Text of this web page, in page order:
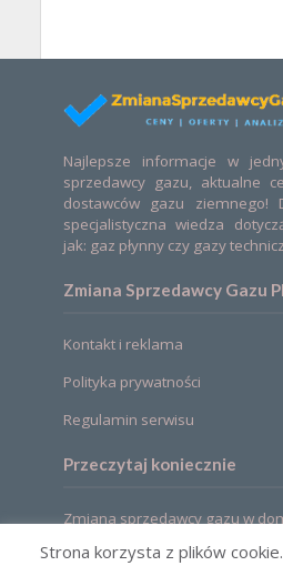
Najlepsze informacje w
sprzedawcy gazu, aktualne
dostawców gazu ziemnego!
specjalistyczna wiedza
jak: gaz płynny czy gazy
Zmiana Sprzedawcy Gazu
Kontakt i reklama
Polityka prywatności
Regulamin serwisu
Przeczytaj koniecznie
Zmiana sprzedawcy gazu w
Strona korzysta z plików